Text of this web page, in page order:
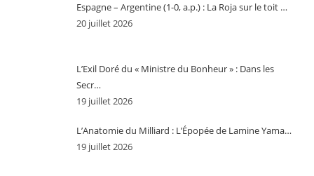
Espagne – Argentine (1-0, a.p.) : La Roja sur le toit …
20 juillet 2026
L’Exil Doré du « Ministre du Bonheur » : Dans les
Secr…
19 juillet 2026
L’Anatomie du Milliard : L’Épopée de Lamine Yama…
19 juillet 2026